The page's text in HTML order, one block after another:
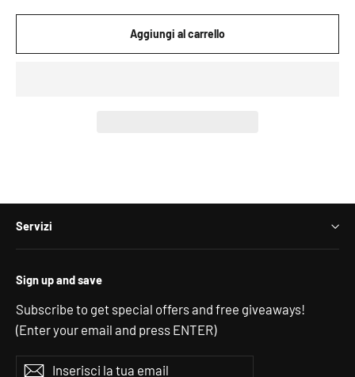
Aggiungi al carrello
Servizi
Sign up and save
Subscribe to get special offers and free giveaways!
(Enter your email and press ENTER)
Inserisci
IscrivitiIscriviti